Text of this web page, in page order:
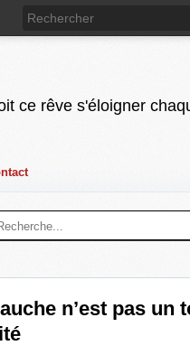
ce rêve s'éloigner
n’est pas un